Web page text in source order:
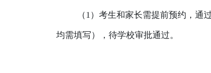
（ 1 ）考生和家长需提前预约，通
均需填写），待学校审批通过。